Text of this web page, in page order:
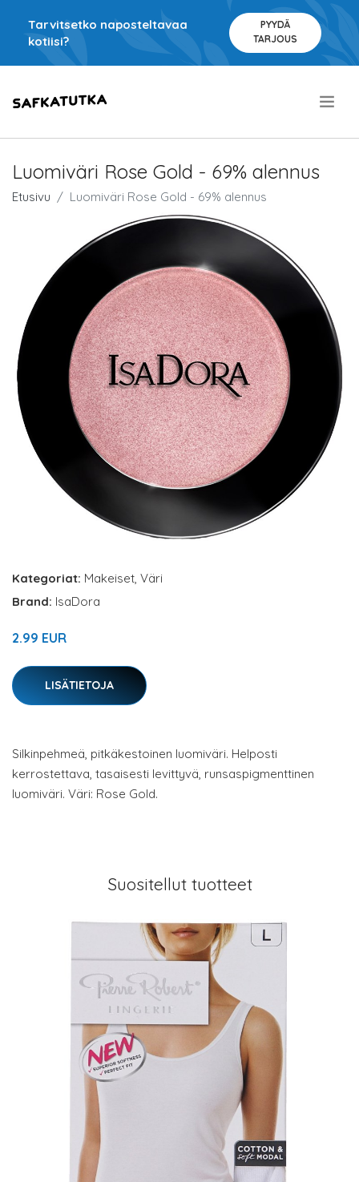
Tarvitsetko naposteltavaa
kotiisi?
PYYDÄ
TARJOUS
Luomiväri Rose Gold - 69% alennus
Etusivu Luomiväri Rose Gold - 69% alennus
Kategoriat: Makeiset, Väri
Brand: IsaDora
2.99 EUR
LISÄTIETOJA
Silkinpehmeä, pitkäkestoinen luomiväri. Helposti
kerrostettava, tasaisesti levittyvä, runsaspigmenttinen
luomiväri. Väri: Rose Gold.
Suositellut tuotteet